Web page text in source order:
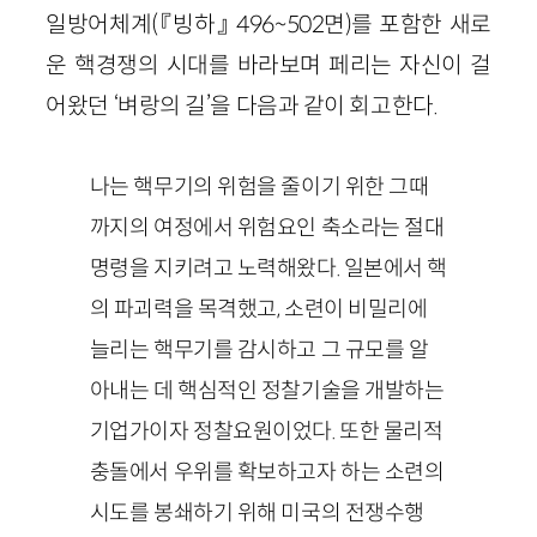
일방어체계(『빙하』496~502면)를 포함한 새로
운 핵경쟁의 시대를 바라보며 페리는 자신이 걸
어왔던 ‘벼랑의 길’을 다음과 같이 회고한다.
나는 핵무기의 위험을 줄이기 위한 그때
까지의 여정에서 위험요인 축소라는 절대
명령을 지키려고 노력해왔다. 일본에서 핵
의 파괴력을 목격했고, 소련이 비밀리에
늘리는 핵무기를 감시하고 그 규모를 알
아내는 데 핵심적인 정찰기술을 개발하는
기업가이자 정찰요원이었다. 또한 물리적
충돌에서 우위를 확보하고자 하는 소련의
시도를 봉쇄하기 위해 미국의 전쟁수행